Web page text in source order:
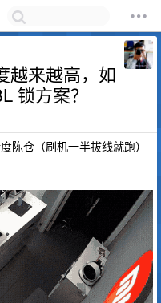
越来越高，如
锁方案？
陈仓（刷机一半拔线就跑）